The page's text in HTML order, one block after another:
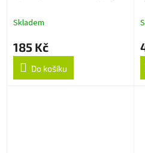
Skladem
185 Kč
Do košíku